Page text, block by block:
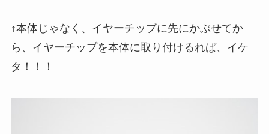
↑本体じゃなく、イヤーチップに先にかぶせてか
ら、イヤーチップを本体に取り付けるれば、イケ
タ！！！